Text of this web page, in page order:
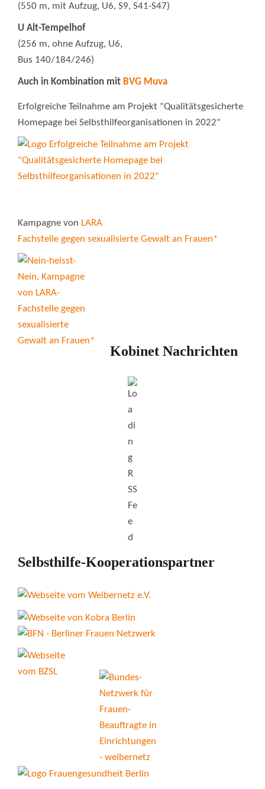
(550 m, mit Aufzug, U6, S9, S41-S47)
U Alt-Tempelhof
(256 m, ohne Aufzug, U6,
Bus 140/184/246)
Auch in Kombination mit BVG Muva
Erfolgreiche Teilnahme am Projekt "Qualitätsgesicherte
Homepage bei Selbsthilfeorganisationen in 2022"
Kampagne von LARA
Fachstelle gegen sexualisierte Gewalt an Frauen*
Kobinet Nachrichten
Selbsthilfe-Kooperationspartner